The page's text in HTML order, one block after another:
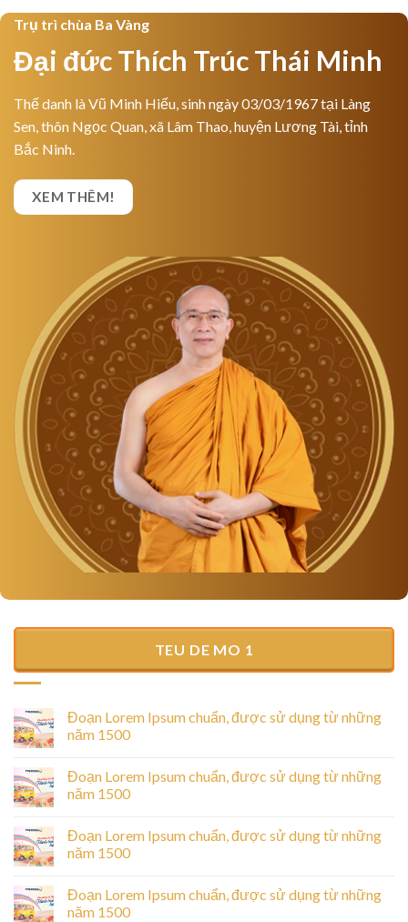
Trụ trì chùa Ba Vàng
Đại đức Thích Trúc Thái Minh
Thế danh là Vũ Minh Hiếu, sinh ngày 03/03/1967 tại Làng
Sen, thôn Ngọc Quan, xã Lâm Thao, huyện Lương Tài, tỉnh
Bắc Ninh.
XEM THÊM!
TEU DE MO 1
Đoạn Lorem Ipsum chuẩn, được sử dụng từ những
năm 1500
Đoạn Lorem Ipsum chuẩn, được sử dụng từ những
năm 1500
Đoạn Lorem Ipsum chuẩn, được sử dụng từ những
năm 1500
Đoạn Lorem Ipsum chuẩn, được sử dụng từ những
năm 1500